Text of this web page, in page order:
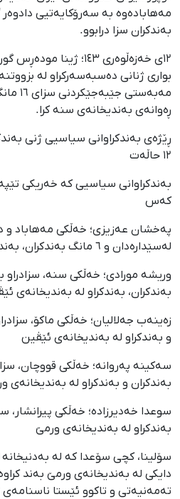
بەندکران سزا درابوو.
١٢ی خەزەڵوەری ١٤٣؛
بواری ژنانی دەسبەسەرکراو لە
ڕەوانەی بەندیخانەی سنە کرا.
ڕێژەی بەندکراوانی سیاسیی ژنی
١٢ حاڵەت
کەس
پەخشان عەزیزی؛ خەڵکی مەهاباد و
لەسێدارەدان و ٦ مانگ بەندکران، بەندکراو لە بەندیخانەی ئێڤین
بەندکران، بەندکراو لە بەندیخانەی
زەینەب جەلالیان؛ خەڵکی ماکۆ،
و بەندکراو لە بەندیخانەی ئێڤین
بەندکران و بەندکراو لە بەندیخانەی
بەندکراو لە بەندیخانەی ورمێ
سۆلینا، کچی سۆعدا کە لە
دایکی لە بەندیخانەی ورمێ بەند
تەمەنیەتی و تاکوو ئێستا ناسنامەی